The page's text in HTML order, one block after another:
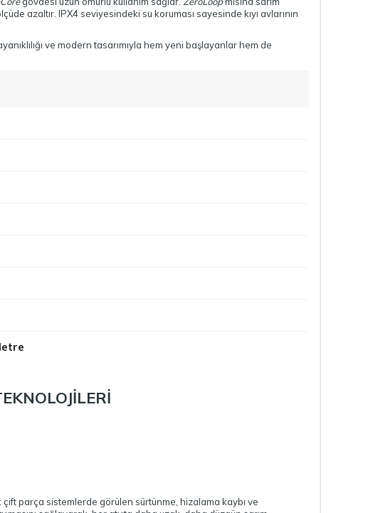
azaltır. IPX4 seviyesindeki su koruması sayesinde kıyı avlarının
ve modern tasarımıyla hem yeni başlayanlar hem de
parça sistemlerde görülen sürtünme, hizalama kaybı ve